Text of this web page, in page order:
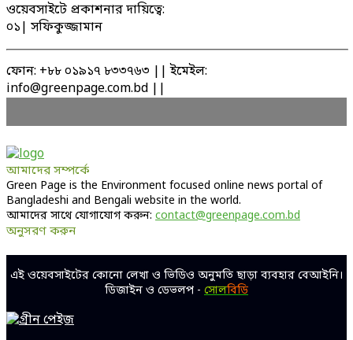
ওয়েবসাইটে প্রকাশনার দায়িত্বে:
০১| সফিকুজ্জামান
ফোন: +৮৮ ০১৯১৭ ৮৩৩৭৬৩ || ইমেইল:
info@greenpage.com.bd ||
আমাদের সম্পর্কে
Green Page is the Environment focused online news portal of
Bangladeshi and Bengali website in the world.
আমাদের সাথে যোগাযোগ করুন: contact@greenpage.com.bd
অনুসরণ করুন
এই ওয়েবসাইটের কোনো লেখা ও ভিডিও অনুমতি ছাড়া ব্যবহার বেআইনি।
ডিজাইন ও ডেভলপ - সোলবিডি